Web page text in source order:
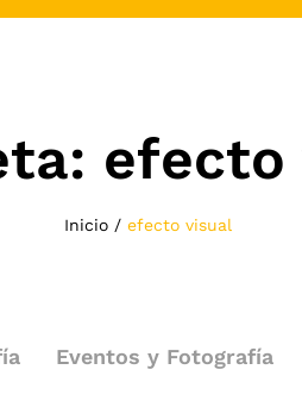
efecto
Inicio / efecto visual
Eventos y Fotografía